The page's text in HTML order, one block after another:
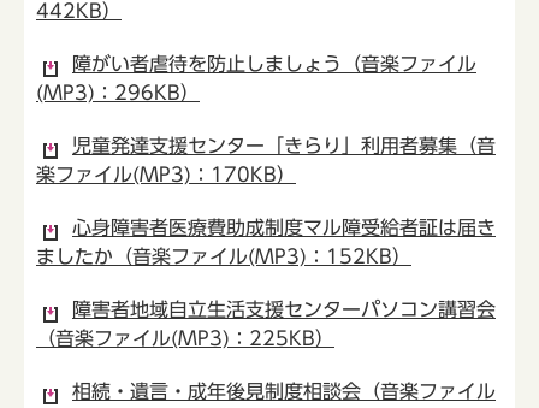
442KB）
障がい者虐待を防止しましょう（音楽ファイル
(MP3)：296KB）
児童発達支援センター「きらり」利用者募集（音
楽ファイル(MP3)：170KB）
心身障害者医療費助成制度マル障受給者証は届き
ましたか（音楽ファイル(MP3)：152KB）
障害者地域自立生活支援センターパソコン講習会
（音楽ファイル(MP3)：225KB）
相続・遺言・成年後見制度相談会（音楽ファイル